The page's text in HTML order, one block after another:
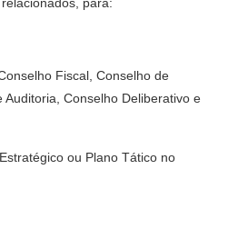
Fiscal, Conselho de
Conselho Deliberativo e
ou Plano Tático no